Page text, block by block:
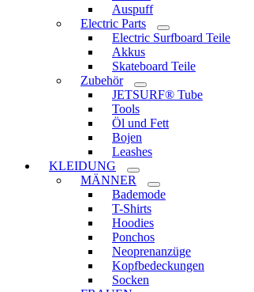
Auspuff
Electric Parts
Electric Surfboard Teile
Akkus
Skateboard Teile
Zubehör
JETSURF® Tube
Tools
Öl und Fett
Bojen
Leashes
KLEIDUNG
MÄNNER
Bademode
T-Shirts
Hoodies
Ponchos
Neoprenanzüge
Kopfbedeckungen
Socken